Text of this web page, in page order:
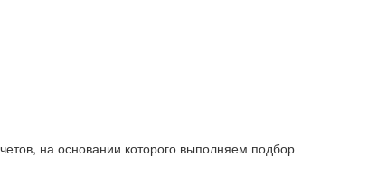
на основании которого выполняем подбор